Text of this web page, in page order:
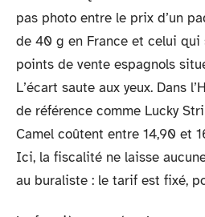
pas photo entre le prix d’un
de 40 g en France et celui qui
points de vente espagnols
L’écart saute aux yeux. Dans
de référence comme Lucky
Camel coûtent entre 14,90 et
Ici, la fiscalité ne laisse
au buraliste : le tarif est fixé,